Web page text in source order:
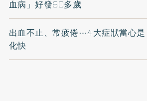
血病」好發60多歲
出血不止、常疲倦⋯4大症狀當心
化快